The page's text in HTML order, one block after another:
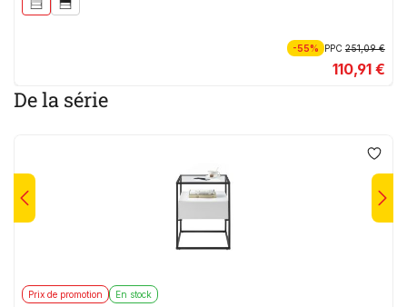
-55% PPC251,09 €
110,91 €
De la série
Prix de promotion En stock